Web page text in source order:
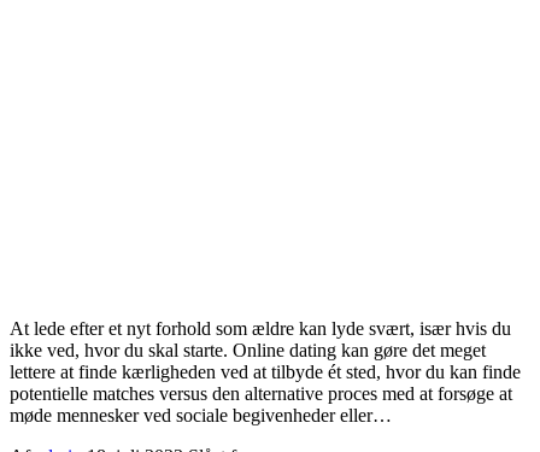
At lede efter et nyt forhold som ældre kan lyde svært, især hvis du
ikke ved, hvor du skal starte. Online dating kan gøre det meget
lettere at finde kærligheden ved at tilbyde ét sted, hvor du kan finde
potentielle matches versus den alternative proces med at forsøge at
møde mennesker ved sociale begivenheder eller…